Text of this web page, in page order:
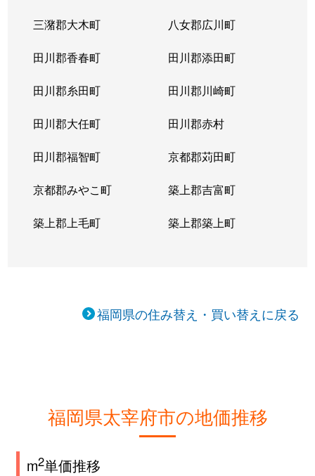
三潴郡大木町 八女郡広川町
田川郡香春町 田川郡添田町
田川郡糸田町 田川郡川崎町
田川郡大任町 田川郡赤村
田川郡福智町 京都郡苅田町
京都郡みやこ町 築上郡吉富町
築上郡上毛町 築上郡築上町
福岡県の住み替え・買い替えに戻る
福岡県太宰府市の地価推移
m2単価推移